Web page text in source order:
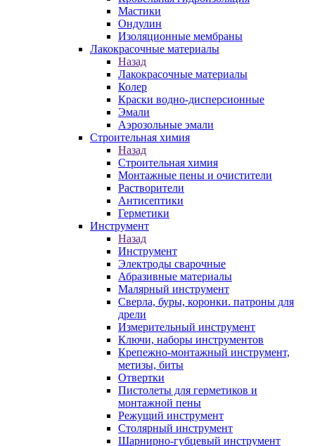
Мастики
Ондулин
Изоляционные мембраны
Лакокрасочные материалы
Назад
Лакокрасочные материалы
Колер
Краски водно-дисперсионные
Эмали
Аэрозольные эмали
Строительная химия
Назад
Строительная химия
Монтажные пены и очистители
Растворители
Антисептики
Герметики
Инструмент
Назад
Инструмент
Электроды сварочные
Абразивные материалы
Малярный инструмент
Сверла, буры, коронки. патроны для
дрели
Измерительный инструмент
Ключи, наборы инструментов
Крепежно-монтажный инструмент,
метизы, биты
Отвертки
Пистолеты для герметиков и
монтажной пены
Режущий инструмент
Столярный инструмент
Шарнирно-губцевый инструмент